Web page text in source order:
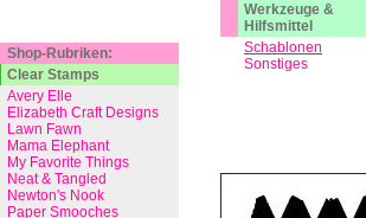
Werkzeuge &
Hilfsmittel
Schablonen
Sonstiges
Shop-Rubriken:
Clear Stamps
Avery Elle
Elizabeth Craft Designs
Lawn Fawn
Mama Elephant
My Favorite Things
Neat & Tangled
Newton's Nook
Paper Smooches